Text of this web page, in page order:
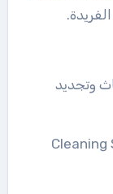
وتجديد
Cleaning